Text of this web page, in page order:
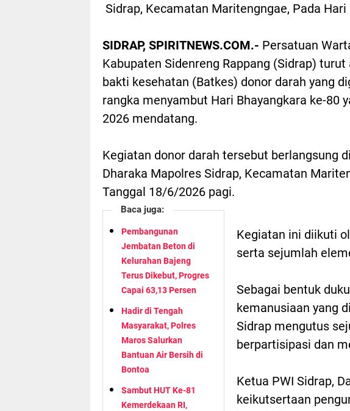
Sidrap, Kecamatan Maritengngae, Pada
SIDRAP, SPIRITNEWS.COM.- Persatuan
Kabupaten Sidenreng Rappang (Sidrap)
bakti kesehatan (Batkes) donor darah yang
rangka menyambut Hari Bhayangkara ke-80
2026 mendatang.
Kegiatan donor darah tersebut berlangsung
Dharaka Mapolres Sidrap, Kecamatan
Tanggal 18/6/2026 pagi.
Baca juga:
Pembangunan
Jembatan Beton di
Kelurahan Bajeng
Terus Dikebut, Progres
Capai 63,13 Persen
Hadir di Tengah
Masyarakat, Polres
Maros Salurkan
Bantuan Air Bersih di
Bontoa
Sambut HUT Ke-81
Kemerdekaan RI,
Kegiatan ini diikuti
serta sejumlah
Sebagai bentuk
kemanusiaan yang
Sidrap mengutus
berpartisipasi dan
Ketua PWI Sidrap,
keikutsertaan